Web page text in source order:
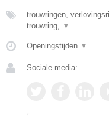
trouwringen,
trouwring, ▼
Openingstijden ▼
Sociale media: